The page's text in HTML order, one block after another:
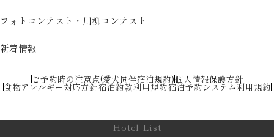
フォトコンテスト・川柳コンテスト
新着情報
ご予約時の注意点(愛犬同伴宿泊規約)個人情報保護方針
食物アレルギー対応方針宿泊約款利用規約宿泊予約システム利用規約
Hotel List